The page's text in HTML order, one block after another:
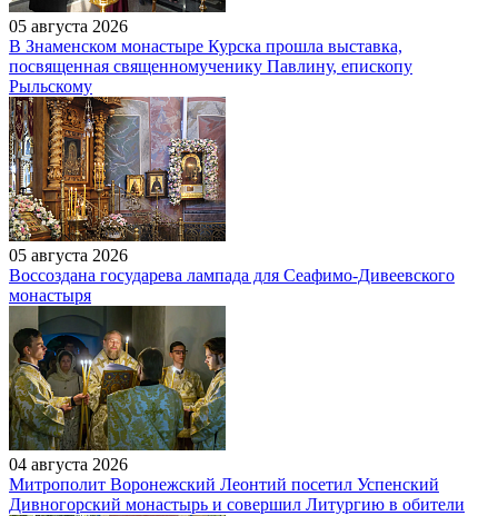
05 августа 2026
В Знаменском монастыре Курска прошла выставка,
посвященная священномученику Павлину, епископу
Рыльскому
05 августа 2026
Воссоздана государева лампада для Сеафимо-Дивеевского
монастыря
04 августа 2026
Митрополит Воронежский Леонтий посетил Успенский
Дивногорский монастырь и совершил Литургию в обители